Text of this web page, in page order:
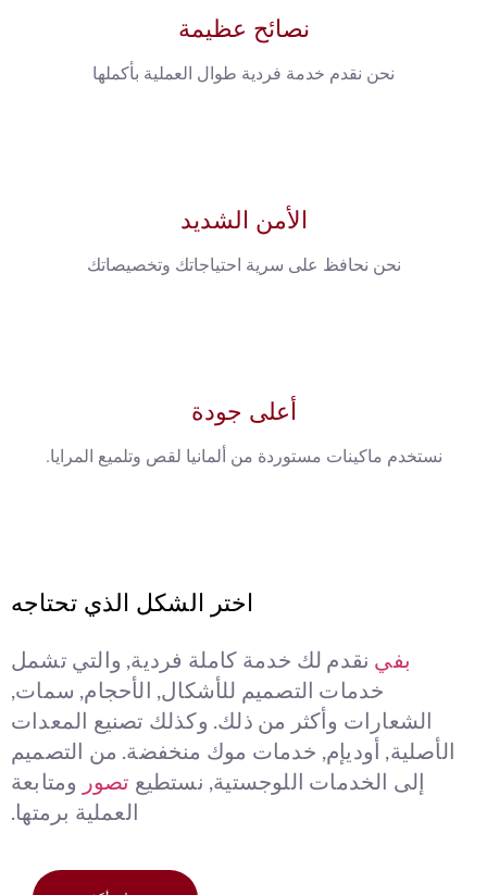
نصائح عظيمة
نحن نقدم خدمة فردية طوال العملية بأكملها
الأمن الشديد
نحن نحافظ على سرية احتياجاتك وتخصيصاتك
أعلى جودة
نستخدم ماكينات مستوردة من ألمانيا لقص وتلميع المرايا.
اختر الشكل الذي تحتاجه
بفي نقدم لك خدمة كاملة فردية, والتي تشمل
خدمات التصميم للأشكال, الأحجام, سمات,
الشعارات وأكثر من ذلك. وكذلك تصنيع المعدات
الأصلية, أوديإم, خدمات موك منخفضة. من التصميم
إلى الخدمات اللوجستية, نستطيع تصور ومتابعة
العملية برمتها.